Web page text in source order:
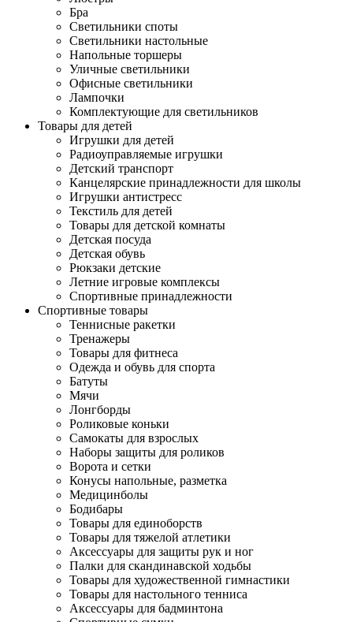
Бра
Светильники споты
Светильники настольные
Напольные торшеры
Уличные светильники
Офисные светильники
Лампочки
Комплектующие для светильников
Товары для детей
Игрушки для детей
Радиоуправляемые игрушки
Детский транспорт
Канцелярские принадлежности для школы
Игрушки антистресс
Текстиль для детей
Товары для детской комнаты
Детская посуда
Детская обувь
Рюкзаки детские
Летние игровые комплексы
Спортивные принадлежности
Спортивные товары
Теннисные ракетки
Тренажеры
Товары для фитнеса
Одежда и обувь для спорта
Батуты
Мячи
Лонгборды
Роликовые коньки
Самокаты для взрослых
Наборы защиты для роликов
Ворота и сетки
Конусы напольные, разметка
Медицинболы
Бодибары
Товары для единоборств
Товары для тяжелой атлетики
Аксессуары для защиты рук и ног
Палки для скандинавской ходьбы
Товары для художественной гимнастики
Товары для настольного тенниса
Аксессуары для бадминтона